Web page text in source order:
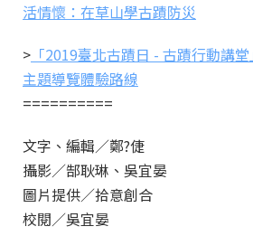
活情懷：在草山學古蹟防災
> 「2019臺北古蹟日 - 古蹟行動講
主題導覽體驗路線
==========
文字、編輯／鄭?倢
攝影／郜耿琳、吳宜晏
圖片提供／拾意創合
校閱／吳宜晏